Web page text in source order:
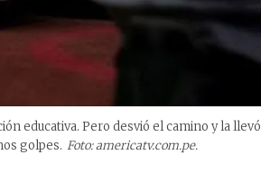
educativa. Pero desvió el camino y la llevó
golpes. Foto: americatv.com.pe.